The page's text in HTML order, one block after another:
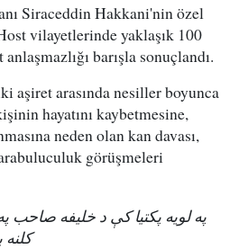
Siraceddin Hakkani'nin özel
vilayetlerinde yaklaşık 100
barışla sonuçlandı.
aşiret arasında nesiller boyunca
hayatını kaybetmesine,
neden olan kan davası,
görüşmeleri
په لویه پکتیا کې د خلیفه